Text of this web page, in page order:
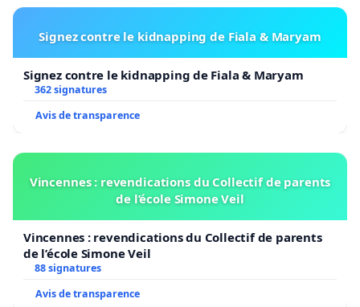
Convention cadre portant sur la politique
Ministère de l’Education nationale, la Préfecture
généraux du Haut-Rhin et du Bas-Rhin) :
régionale d’Alsace, dans la convention cadre portant sur la
politique régionale plurilingue 2015-2030 (délibération
n°CG/2015/7), se définit comme « langue allemande dans
sa forme standard et dans ses variantes dialectales
(alémanique et francique). Cette définition n’exclut pas la
reconnaissance parallèle du welche, du yiddish et du
manouche utilisés dans la région en tant qu’expression de sa
Signez contre le kidnapping de Fiala & Maryam
Signez contre le kidnapping de Fiala & Maryam
362 signatures
Avis de transparence
Vincennes : revendications du Collectif de parents
de l’école Simone Veil
Vincennes : revendications du Collectif de parents
de l’école Simone Veil
88 signatures
Avis de transparence